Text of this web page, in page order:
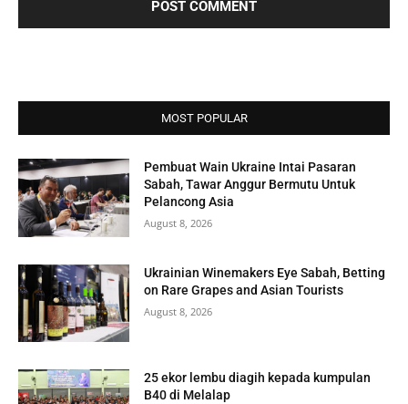
MOST POPULAR
Pembuat Wain Ukraine Intai Pasaran
Sabah, Tawar Anggur Bermutu Untuk
Pelancong Asia
August 8, 2026
Ukrainian Winemakers Eye Sabah, Betting
on Rare Grapes and Asian Tourists
August 8, 2026
25 ekor lembu diagih kepada kumpulan
B40 di Melalap